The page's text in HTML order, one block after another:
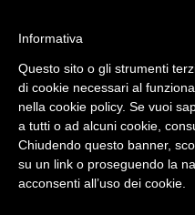
Composizione
accetta l'uso dei cookies
Fai clic per
Google Analytics.
OK
Informativa
Questo sito o gli strumenti
di cookie necessari al
nella cookie policy. Se vuoi
a tutti o ad alcuni cookie,
Chiudendo questo banner,
su un link o proseguendo la
acconsenti all’uso dei cookie.